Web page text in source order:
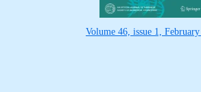
Volume 46, issue 1,